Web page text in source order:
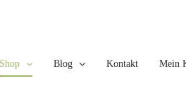
Shop Blog Kontakt Mein